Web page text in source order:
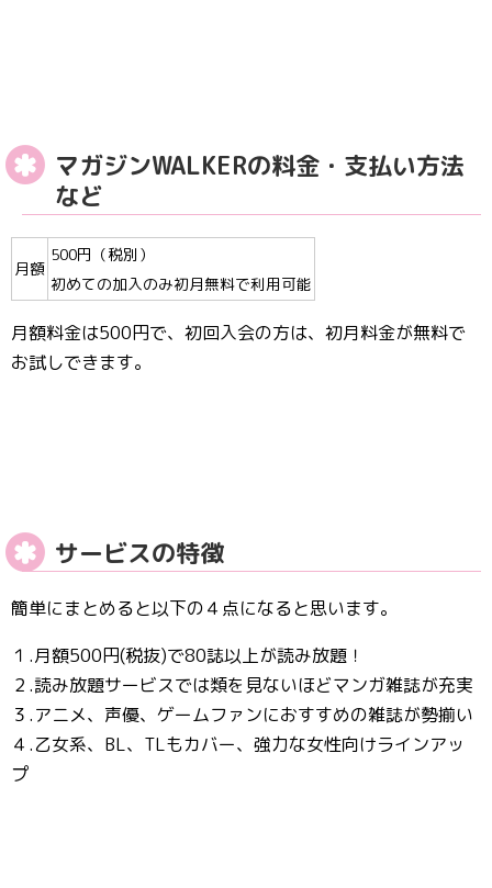
マガジンWALKERの料金・支払い方法
など
月額
500円（税別）
初めての加入のみ初月無料で利用可能
月額料金は500円で、初回入会の方は、初月料金が無料で
お試しできます。
サービスの特徴
簡単にまとめると以下の４点になると思います。
１.月額500円(税抜)で80誌以上が読み放題！
２.読み放題サービスでは類を見ないほどマンガ雑誌が充実
３.アニメ、声優、ゲームファンにおすすめの雑誌が勢揃い
４.乙女系、BL、TLもカバー、強力な女性向けラインアッ
プ